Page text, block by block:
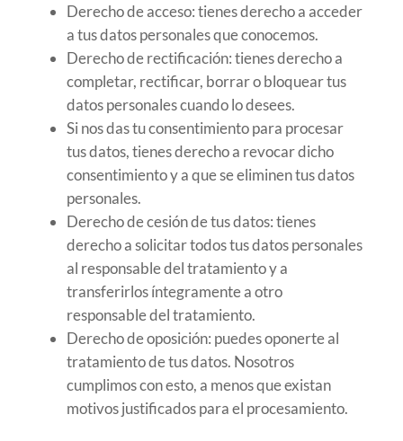
Derecho de acceso: tienes derecho a acceder
a tus datos personales que conocemos.
Derecho de rectificación: tienes derecho a
completar, rectificar, borrar o bloquear tus
datos personales cuando lo desees.
Si nos das tu consentimiento para procesar
tus datos, tienes derecho a revocar dicho
consentimiento y a que se eliminen tus datos
personales.
Derecho de cesión de tus datos: tienes
derecho a solicitar todos tus datos personales
al responsable del tratamiento y a
transferirlos íntegramente a otro
responsable del tratamiento.
Derecho de oposición: puedes oponerte al
tratamiento de tus datos. Nosotros
cumplimos con esto, a menos que existan
motivos justificados para el procesamiento.